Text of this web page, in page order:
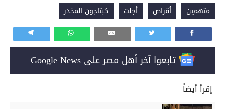
متهمين
أقراص أجلت كبتاجون المخدر
تابعوا آخر أهل مصر على Google News
إقرأ أيضاً